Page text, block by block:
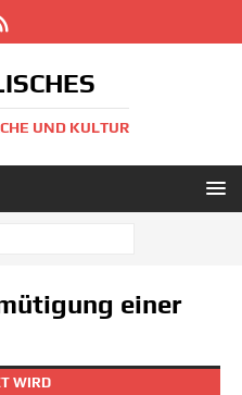
UND KULTUR
einer
WIRD